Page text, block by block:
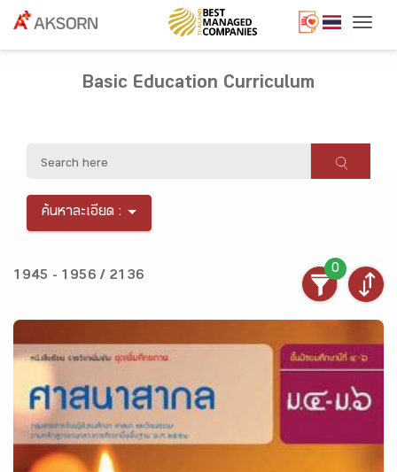
Basic Education Curriculum
ค้นหาละเอียด :
1945 - 1956 / 2136
0